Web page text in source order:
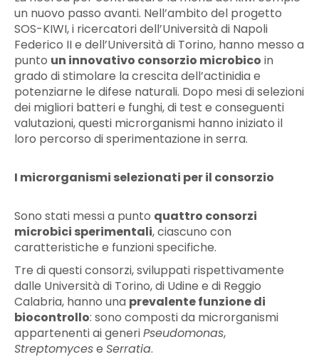
un nuovo passo avanti. Nell’ambito del progetto
SOS-KIWI, i ricercatori dell’Università di Napoli
Federico II e dell’Università di Torino, hanno messo a
punto un innovativo consorzio microbico in
grado di stimolare la crescita dell’actinidia e
potenziarne le difese naturali. Dopo mesi di selezioni
dei migliori batteri e funghi, di test e conseguenti
valutazioni, questi microrganismi hanno iniziato il
loro percorso di sperimentazione in serra.
I microrganismi selezionati per il consorzio
Sono stati messi a punto quattro consorzi
microbici sperimentali, ciascuno con
caratteristiche e funzioni specifiche.
Tre di questi consorzi, sviluppati rispettivamente
dalle Università di Torino, di Udine e di Reggio
Calabria, hanno una prevalente funzione di
biocontrollo: sono composti da microrganismi
appartenenti ai generiPseudomonas,
Streptomycese Serratia.